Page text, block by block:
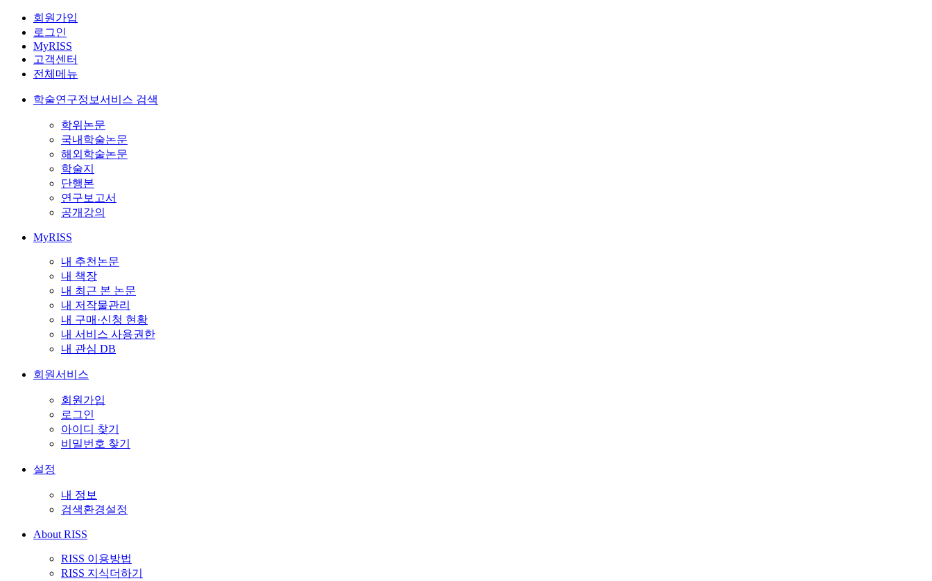
회원가입
로그인
MyRISS
고객센터
전체메뉴
학술연구정보서비스 검색
학위논문
국내학술논문
해외학술논문
학술지
단행본
연구보고서
공개강의
MyRISS
내 추천논문
내 책장
내 최근 본 논문
내 저작물관리
내 구매·신청 현황
내 서비스 사용권한
내 관심 DB
회원서비스
회원가입
로그인
아이디 찾기
비밀번호 찾기
설정
내 정보
검색환경설정
About RISS
RISS 이용방법
RISS 지식더하기